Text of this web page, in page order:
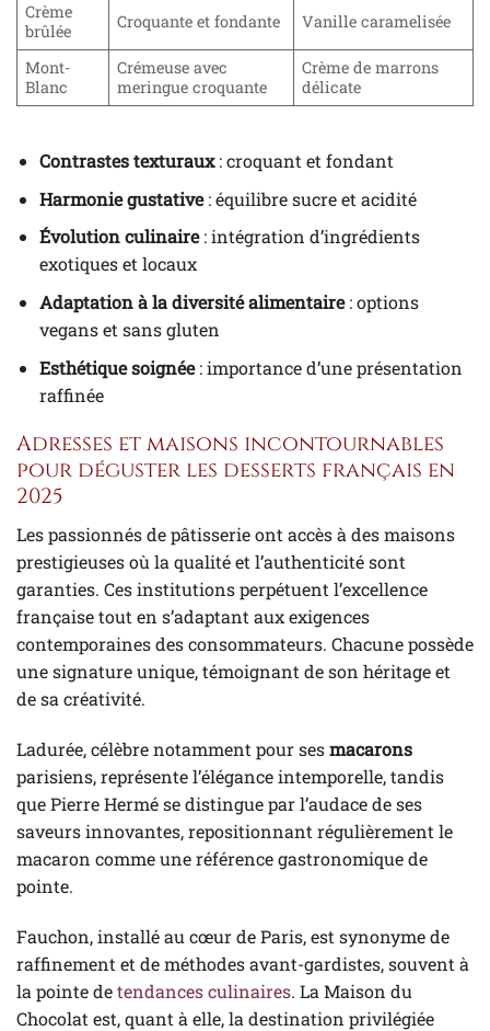
Crème
brûlée
Croquante et fondante Vanille caramelisée
Mont-
Blanc
Crémeuse avec
meringue croquante
Crème de marrons
délicate
Contrastes texturaux: croquant et fondant
Harmonie gustative: équilibre sucre et acidité
Évolution culinaire: intégration d’ingrédients
exotiques et locaux
Adaptation à la diversité alimentaire: options
vegans et sans gluten
Esthétique soignée: importance d’une présentation
raffinée
Adresses et maisons incontournables
pour déguster les desserts français en
2025
Les passionnés de pâtisserie ont accès à des maisons
prestigieuses où la qualité et l’authenticité sont
garanties. Ces institutions perpétuent l’excellence
française tout en s’adaptant aux exigences
contemporaines des consommateurs. Chacune possède
une signature unique, témoignant de son héritage et
de sa créativité.
Ladurée, célèbre notamment pour sesmacarons
parisiens, représente l’élégance intemporelle, tandis
que Pierre Hermé se distingue par l’audace de ses
saveurs innovantes, repositionnant régulièrement le
macaron comme une référence gastronomique de
pointe.
Fauchon, installé au cœur de Paris, est synonyme de
raffinement et de méthodes avant-gardistes, souvent à
la pointe detendances culinaires. La Maison du
Chocolat est, quant à elle, la destination privilégiée